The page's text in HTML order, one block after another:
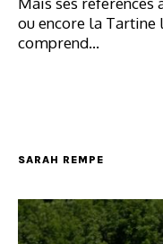
ou encore la Tartine
comprend…
SARAH REMPE